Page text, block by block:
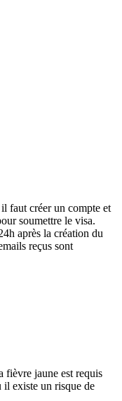
faut créer un compte et
soumettre le visa.
après la création du
reçus sont
fièvre jaune est requis
il existe un risque de